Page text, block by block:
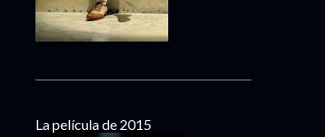
La película de 2015